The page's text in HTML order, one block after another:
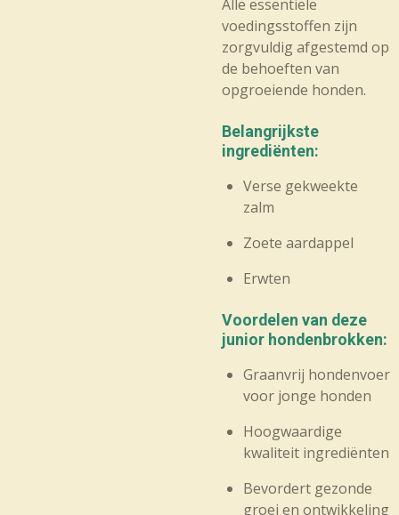
Alle essentiële
voedingsstoffen zijn
zorgvuldig afgestemd op
de behoeften van
opgroeiende honden.
Belangrijkste
ingrediënten:
Verse gekweekte
zalm
Zoete aardappel
Erwten
Voordelen van deze
junior hondenbrokken:
Graanvrij hondenvoer
voor jonge honden
Hoogwaardige
kwaliteit ingrediënten
Bevordert gezonde
groei en ontwikkeling